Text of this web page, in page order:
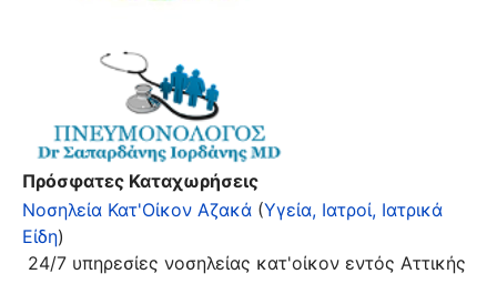
Πρόσφατες Καταχωρήσεις
Νοσηλεία Κατ'Οίκον Αζακά (Υγεία, Ιατροί, Ιατρικά
Είδη)
24/7 υπηρεσίες νοσηλείας κατ'οίκον εντός Αττικής